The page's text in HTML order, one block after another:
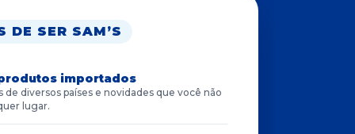
DE SER SAM’S
importados
de diversos países e novidades que você não
lugar.